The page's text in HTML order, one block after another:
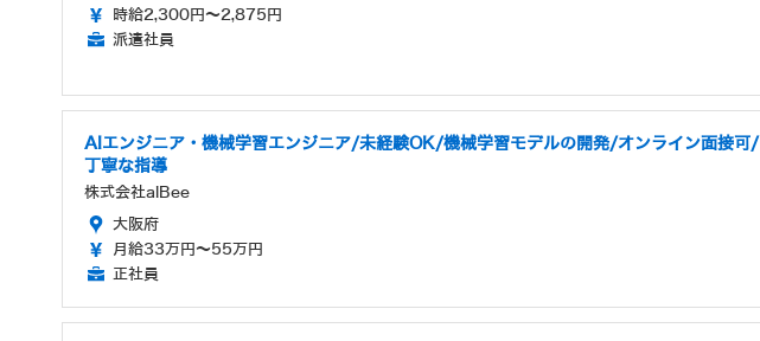
時給2,300円～2,875円
派遣社員
AIエンジニア・機械学習エンジニア/未経験OK/機械学習モデルの開発/オンライン面接可/
丁寧な指導
株式会社alBee
大阪府
月給33万円～55万円
正社員